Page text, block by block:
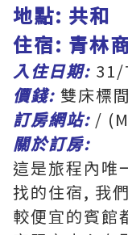
地點: 共和
住宿: 青林
入住日期:
價錢: 雙床標
訂房網站: /
關於訂房:
這是旅程內唯
找的住宿, 我
較便宜的賓館